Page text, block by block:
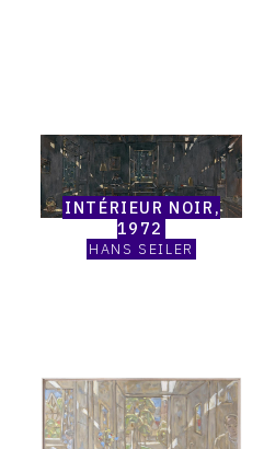
Hans
Seiler,
Intérieur
noir,
1972
INTÉRIEUR NOIR,
1972
HANS SEILER
raisonné,
Hans
Seiler,